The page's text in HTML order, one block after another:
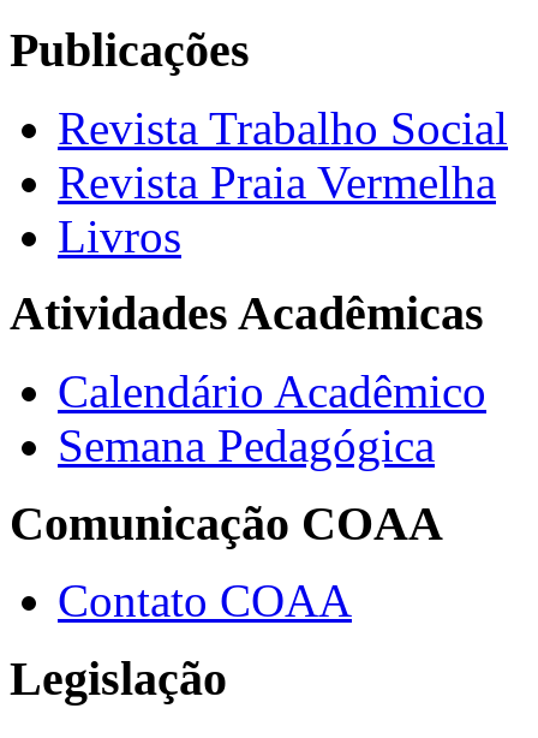
Publicações
Revista Trabalho Social
Revista Praia Vermelha
Livros
Atividades Acadêmicas
Calendário Acadêmico
Semana Pedagógica
Comunicação COAA
Contato COAA
Legislação